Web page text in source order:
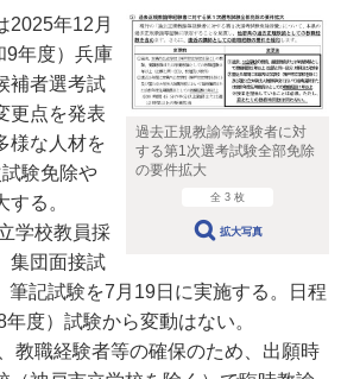
過去正規教諭等経験者に対
する第1次選考試験全部免除
の要件拡大
全 3 枚
拡大写真
年12月
9年度）兵庫
補者選考試
更点を発表
様な人材を
験免除や
る。
学校教員採
集団面接試
筆記試験を7月19日に実施する。日程
度）試験から変動はない。
教職経験者等の確保のため、出願時